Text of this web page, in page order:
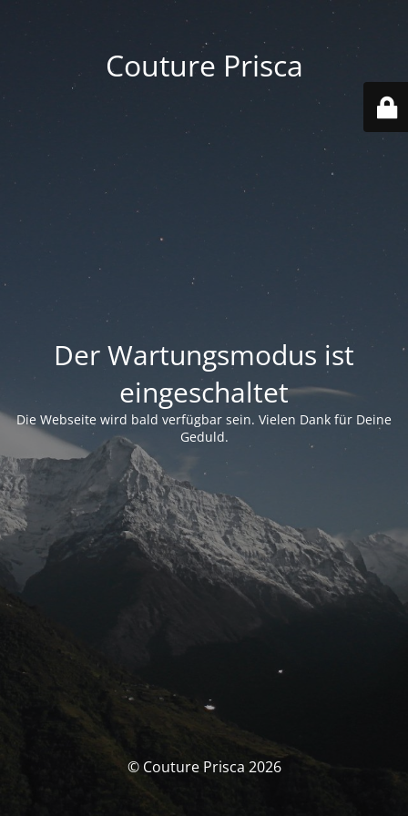
Couture Prisca
Der Wartungsmodus ist
eingeschaltet
Die Webseite wird bald verfügbar sein. Vielen Dank für Deine
Geduld.
© Couture Prisca 2026